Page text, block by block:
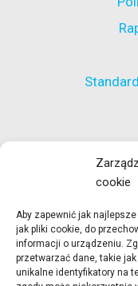
cookie
Aby zapewnić jak
jak pliki cookie, do
informacji o urządzeniu.
przetwarzać dane, takie
unikalne identyfikatory na
Wydział ds.
Wydział
Wydział ds.
Ośrodek